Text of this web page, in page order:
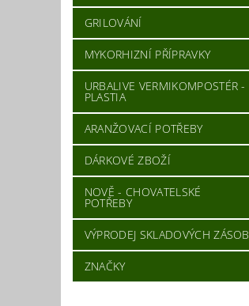
GRILOVÁNÍ
MYKORHIZNÍ PŘÍPRAVKY
URBALIVE VERMIKOMPOSTÉR -
PLASTIA
ARANŽOVACÍ POTŘEBY
DÁRKOVÉ ZBOŽÍ
NOVĚ - CHOVATELSKÉ
POTŘEBY
VÝPRODEJ SKLADOVÝCH ZÁSOB
ZNAČKY